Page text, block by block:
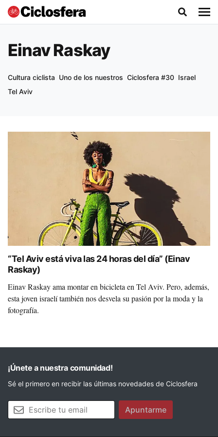
Einav Raskay
Cultura ciclista Uno de los nuestros Ciclosfera #30 Israel
Tel Aviv
“Tel Aviv está viva las 24 horas del día” (Einav
Raskay)
Einav Raskay ama montar en bicicleta en Tel Aviv. Pero, además,
esta joven israelí también nos desvela su pasión por la moda y la
fotografía.
¡Únete a nuestra comunidad!
Sé el primero en recibir las últimas novedades de Ciclosfera
Tu email Apuntarme